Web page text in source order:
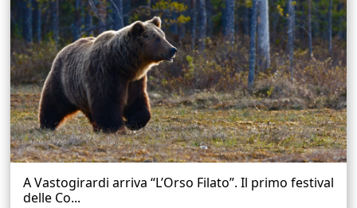
A Vastogirardi arriva “L’Orso Filato”. Il primo festival
delle Co...